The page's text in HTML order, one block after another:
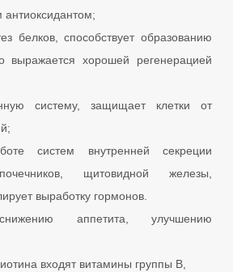
белков, способствует образованию
выражается хорошей регенерацией
систему, защищает клетки от
систем внутренней секреции
щитовидной железы,
выработку гормонов.
аппетита, улучшению
входят витамины группы В,